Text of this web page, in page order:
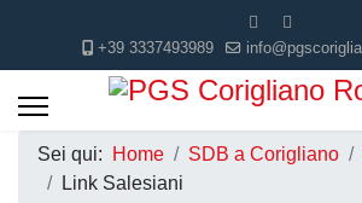
+39 3337493989
Sei qui: Home SDB a Corigliano
Link Salesiani